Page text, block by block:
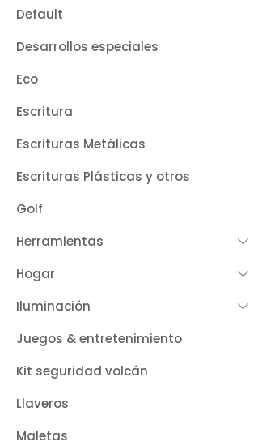
Default
Desarrollos especiales
Eco
Escritura
Escrituras Metálicas
Escrituras Plásticas y otros
Golf
Herramientas
Hogar
Iluminación
Juegos & entretenimiento
Kit seguridad volcán
Llaveros
Maletas